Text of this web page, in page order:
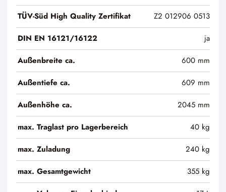
TÜV-Süd High Quality Zertifikat
Z2 012906 0513
DIN EN 16121/16122
ja
Außenbreite ca.
600 mm
Außentiefe ca.
609 mm
Außenhöhe ca.
2045 mm
max. Traglast pro Lagerbereich
40 kg
max. Zuladung
240 kg
max. Gesamtgewicht
355 kg